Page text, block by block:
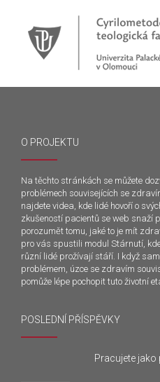
O PROJEKTU
Na těchto stránkách se můžete
problémech souvisejících se
najdete videa, kde lidé hovoří o
zkušeností pacientů se web snaží
porozumět tomu, jaké to je mít
pro vás spustili modul Stárnutí,
různí lidé prožívají stáří. I když
problémem, úzce se zdravím
pomůže lépe pochopit tuto životní
POSLEDNÍ PŘÍSPĚVKY
Pracujete jako